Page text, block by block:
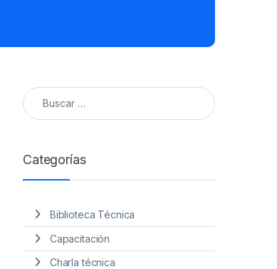
Buscar:
Categorías
Biblioteca Técnica
Capacitación
Charla técnica